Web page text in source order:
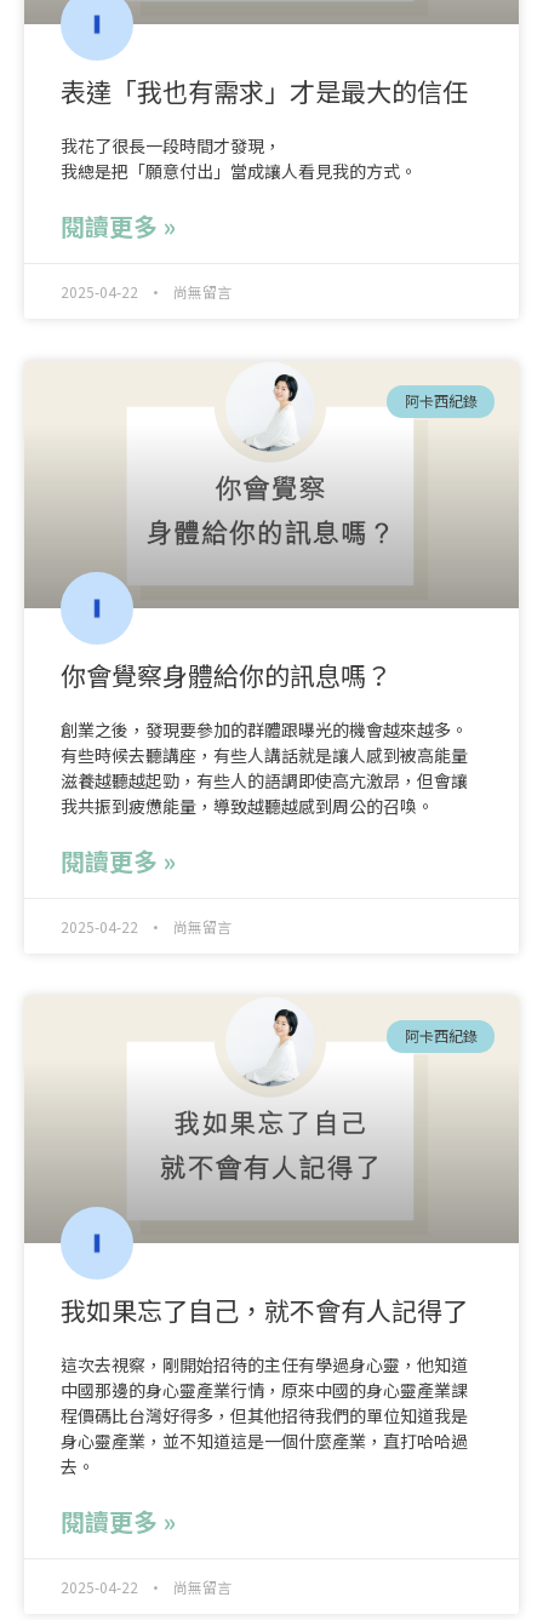
表達「我也有需求」才是最大的信任
我花了很長一段時間才發現，
我總是把「願意付出」當成讓人看見我的方式。
閱讀更多 »
2025-04-22 尚無留言
阿卡西紀錄
你會覺察身體給你的訊息嗎？
創業之後，發現要參加的群體跟曝光的機會越來越多。
有些時候去聽講座，有些人講話就是讓人感到被高能量
滋養越聽越起勁，有些人的語調即使高亢激昂，但會讓
我共振到疲憊能量，導致越聽越感到周公的召喚。
閱讀更多 »
2025-04-22 尚無留言
阿卡西紀錄
我如果忘了自己，就不會有人記得了
這次去視察，剛開始招待的主任有學過身心靈，他知道
中國那邊的身心靈產業行情，原來中國的身心靈產業課
程價碼比台灣好得多，但其他招待我們的單位知道我是
身心靈產業，並不知道這是一個什麼產業，直打哈哈過
去。
閱讀更多 »
2025-04-22 尚無留言